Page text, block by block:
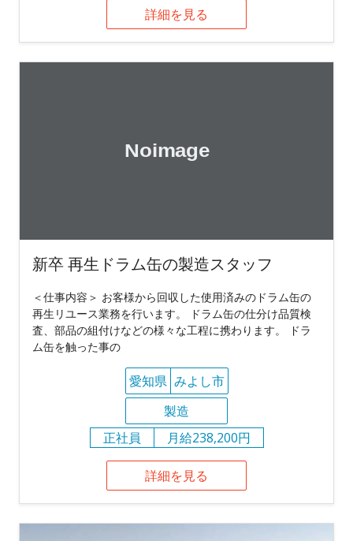
詳細を見る
新卒 再生ドラム缶の製造スタッフ
＜仕事内容＞ お客様から回収した使用済みのドラム缶の
再生リユース業務を行います。 ドラム缶の仕分け品質検
査、部品の組付けなどの様々な工程に携わります。 ドラ
ム缶を触った事の
愛知県 みよし市
製造
正社員
月給238,200円
詳細を見る